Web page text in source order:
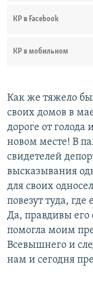
КР в Facebook
КР в мобильном
Как же тяжело
своих домов в
дороге от
новом месте! В
свидетелей
высказывания
для своих
повезут туда,
Да, правдивы его
помогла моим
Всевышнего и
нам и сегодня